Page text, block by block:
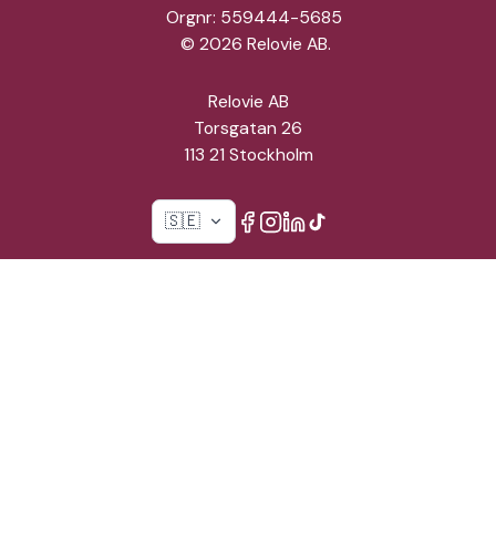
Orgnr: 559444-5685
© 2026 Relovie AB.
Relovie AB
Torsgatan 26
113 21 Stockholm
🇸🇪